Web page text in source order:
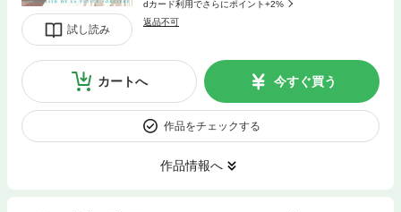
試し読み
dカード利用でさらにポイント+2%
返品不可
カートへ 今すぐ買う
作品をチェックする
作品情報へ